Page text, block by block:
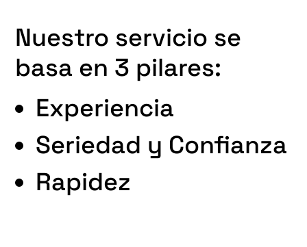
Nuestro servicio se
basa en 3 pilares:
Experiencia
Seriedad y Confianza
Rapidez